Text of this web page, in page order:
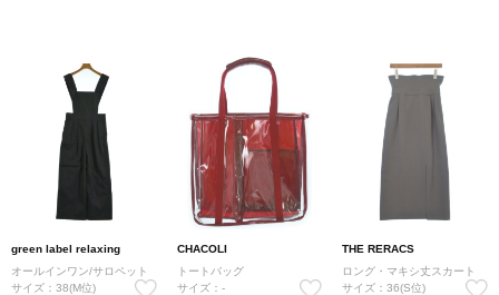
green label relaxing
オールインワン/サロペット
サイズ：38(M位)
CHACOLI
トートバッグ
サイズ：-
THE RERACS
ロング・マキシ丈スカート
サイズ：36(S位)